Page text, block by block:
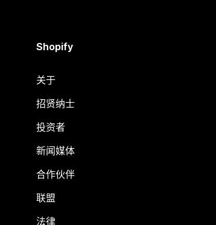
Shopify
关于
招贤纳士
投资者
新闻媒体
合作伙伴
联盟
法律